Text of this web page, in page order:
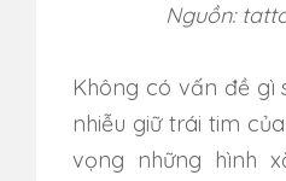
Nguồn:
Không có vấn đề gì
nhiễu giữ trái tim
vọng những hình